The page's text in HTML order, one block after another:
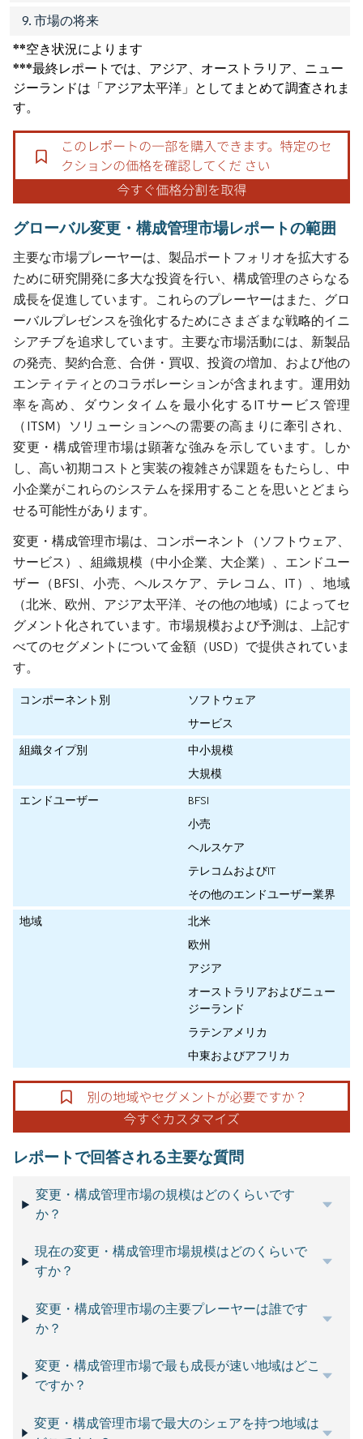
9. 市場の将来
**空き状況によります
***最終レポートでは、アジア、オーストラリア、ニュー
ジーランドは「アジア太平洋」としてまとめて調査されま
す。
グローバル変更・構成管理市場レポートの範囲
主要な市場プレーヤーは、製品ポートフォリオを拡大する
ために研究開発に多大な投資を行い、構成管理のさらなる
成長を促進しています。これらのプレーヤーはまた、グロ
ーバルプレゼンスを強化するためにさまざまな戦略的イニ
シアチブを追求しています。主要な市場活動には、新製品
の発売、契約合意、合併・買収、投資の増加、および他の
エンティティとのコラボレーションが含まれます。運用効
率を高め、ダウンタイムを最小化するITサービス管理
（ITSM）ソリューションへの需要の高まりに牽引され、
変更・構成管理市場は顕著な強みを示しています。しか
し、高い初期コストと実装の複雑さが課題をもたらし、中
小企業がこれらのシステムを採用することを思いとどまら
せる可能性があります。
変更・構成管理市場は、コンポーネント（ソフトウェア、
サービス）、組織規模（中小企業、大企業）、エンドユー
ザー（BFSI、小売、ヘルスケア、テレコム、IT）、地域
（北米、欧州、アジア太平洋、その他の地域）によってセ
グメント化されています。市場規模および予測は、上記す
べてのセグメントについて金額（USD）で提供されていま
す。
コンポーネント別
ソフトウェア
サービス
組織タイプ別
中小規模
大規模
エンドユーザー
BFSI
小売
ヘルスケア
テレコムおよびIT
その他のエンドユーザー業界
地域
北米
欧州
アジア
オーストラリアおよびニュー
ジーランド
ラテンアメリカ
中東およびアフリカ
レポートで回答される主要な質問
変更・構成管理市場の規模はどのくらいです
か？
現在の変更・構成管理市場規模はどのくらいで
すか？
変更・構成管理市場の主要プレーヤーは誰です
か？
変更・構成管理市場で最も成長が速い地域はどこ
ですか？
変更・構成管理市場で最大のシェアを持つ地域は